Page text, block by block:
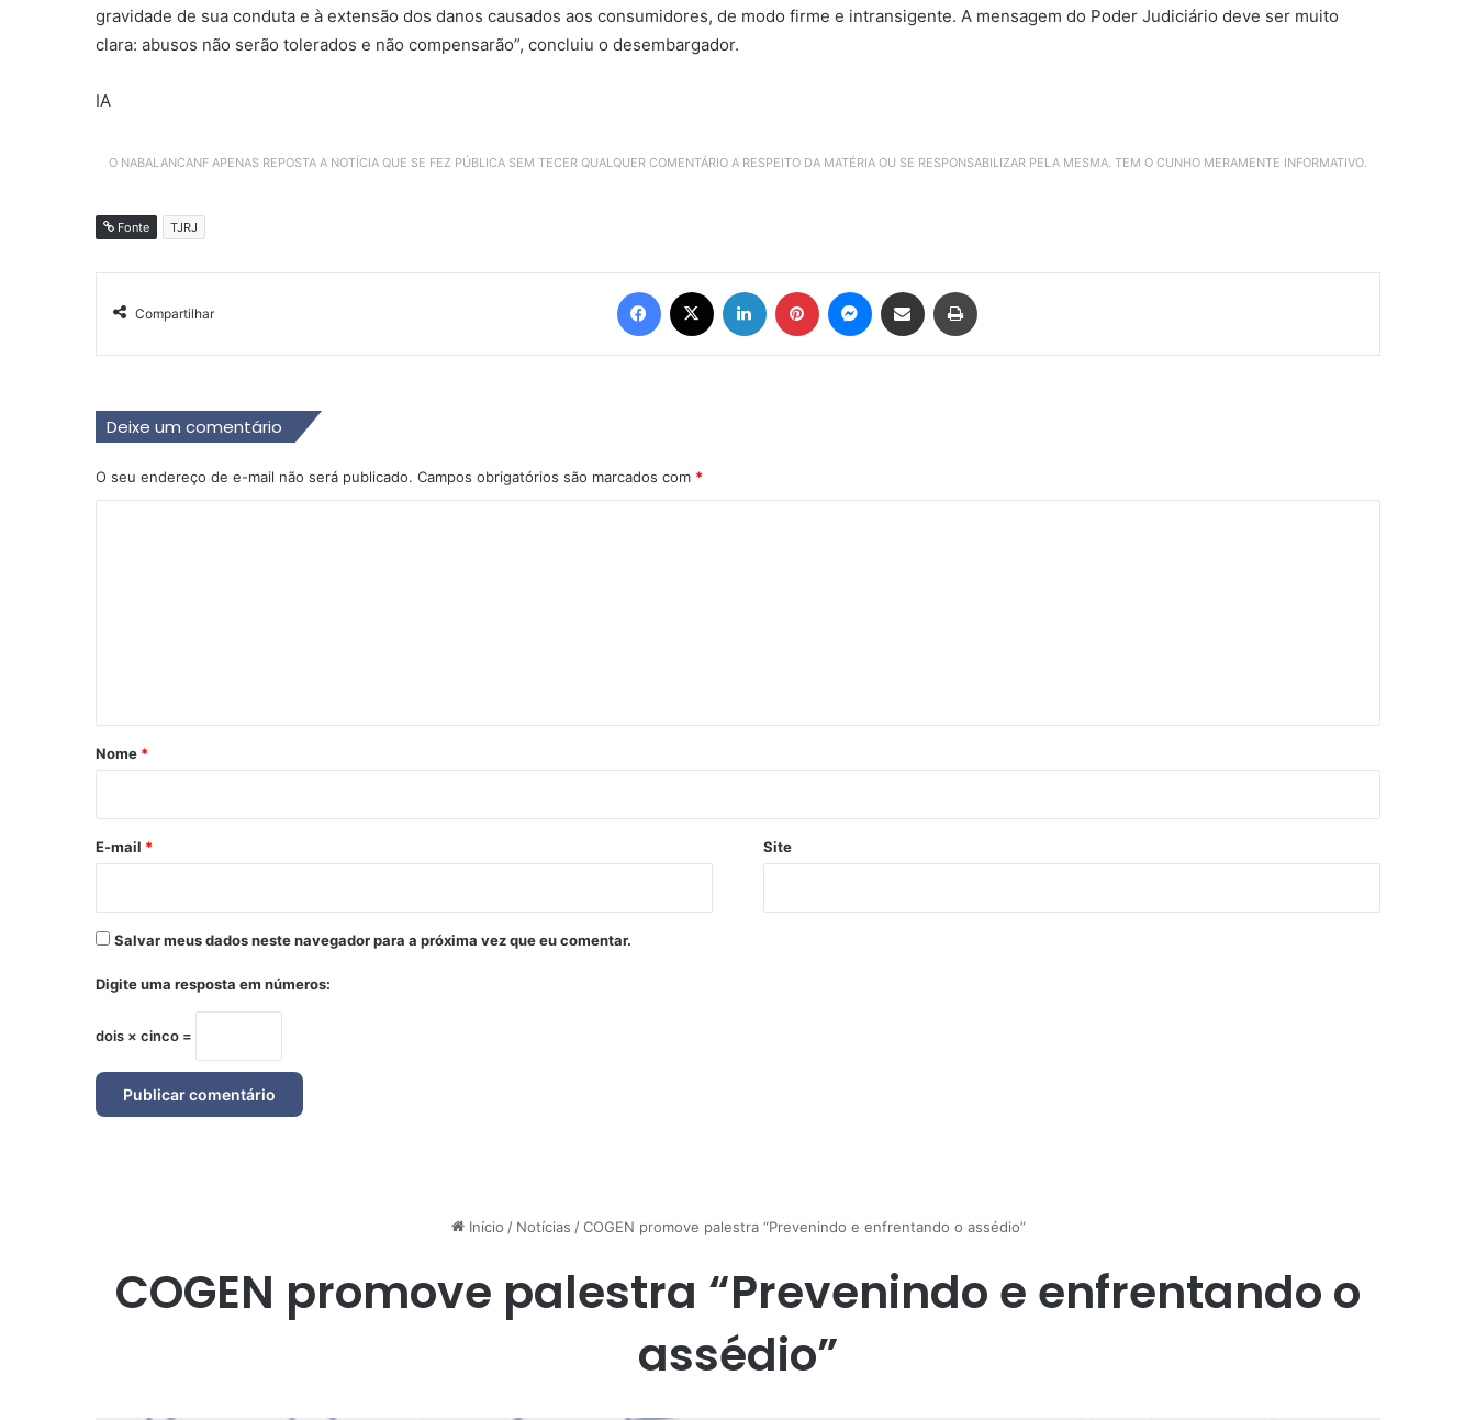
gravidade de sua conduta e à extensão dos danos causados aos consumidores, de modo firme e intransigente. A mensagem do Poder Judiciário deve ser muito
clara: abusos não serão tolerados e não compensarão”, concluiu o desembargador.
IA
O NABALANCANF APENAS REPOSTA A NOTÍCIA QUE SE FEZ PÚBLICA SEM TECER QUALQUER COMENTÁRIO A RESPEITO DA MATÉRIA OU SE RESPONSABILIZAR PELA MESMA. TEM O CUNHO MERAMENTE INFORMATIVO.
Fonte TJRJ
Compartilhar
Deixe um comentário
O seu endereço de e-mail não será publicado. Campos obrigatórios são marcados com *
r
*
Nome *
E-mail * Site
Salvar meus dados neste navegador para a próxima vez que eu comentar.
Digite uma resposta em números:
dois × cinco =